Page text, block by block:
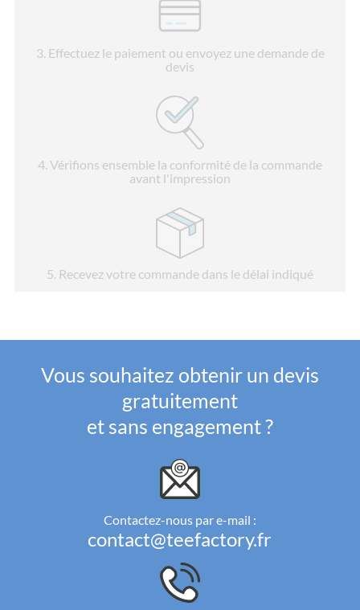
3. Effectuez le paiement ou envoyez une demande de
devis
4. Vérifions ensemble la conformité de la commande
avant l'impression
5. Recevez votre commande dans le délai indiqué
Vous souhaitez obtenir un devis
gratuitement
et sans engagement ?
Contactez-nous par e-mail :
contact@teefactory.fr